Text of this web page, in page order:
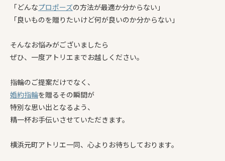
「どんなプロポーズの方法が最適か分からない」
「良いものを贈りたいけど何が良いのか分からない」
そんなお悩みがございましたら
ぜひ、一度アトリエまでお越しください。
指輪のご提案だけでなく、
婚約指輪を贈るその瞬間が
特別な思い出となるよう、
精一杯お手伝いさせていただきます。
横浜元町アトリエ一同、心よりお待ちしております。